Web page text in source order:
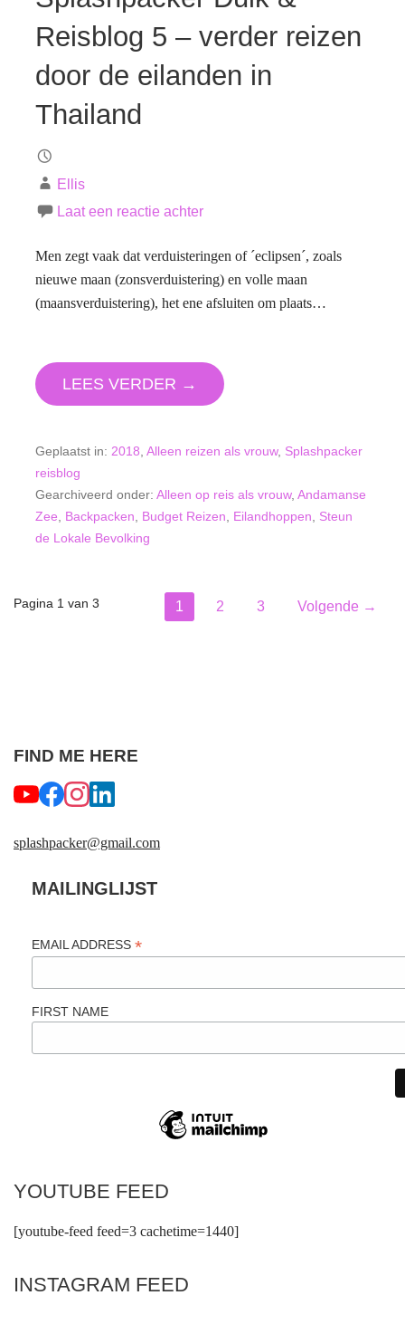
Reisblog 5 – verder reizen
door de eilanden in
Thailand
Ellis
Laat een reactie achter
Men zegt vaak dat verduisteringen of ´eclipsen´, zoals
nieuwe maan (zonsverduistering) en volle maan
(maansverduistering), het ene afsluiten om plaats…
LEES VERDER →
Geplaatst in: 2018 Alleen reizen als vrouw, Splashpacker
reisblog
Gearchiveerd onder: Alleen op reis als vrouw, Andamanse
Zee
Backpacken Budget Reizen Eilandhoppen
Steun
de Lokale Bevolking
Bericht
Pagina 1 van 3 1 2 3 Volgende →
FIND ME HERE
splashpacker@gmail.com
MAILINGLIJST
EMAIL ADDRESS *
FIRST NAME
YOUTUBE FEED
[youtube-feed feed=3 cachetime=1440]
INSTAGRAM FEED